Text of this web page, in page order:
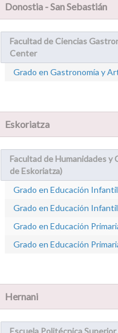
Donostia - San Sebastián
Facultad de Ciencias
Center
Grado en Gastronomía y
Eskoriatza
Facultad de Humanidades y
de Eskoriatza)
Grado en Educación Infantil
Grado en Educación
Grado en Educación
Grado en Educación
Hernani